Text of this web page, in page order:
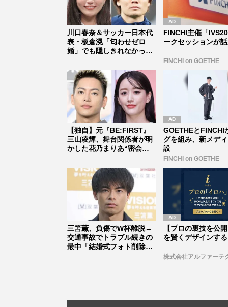
川口春奈＆サッカー日本代
表・板倉滉「匂わせゼロ
婚」でも隠しきれなかった
FINCHI主催「
ークセッションが
FINCHI on GOETHE
【独自】元『BE:FIRST』
三山凌輝、舞台関係者が明
かした花乃まりあ“密会報
GOETHEとFINCHI
グを組み、新メデ
設
FINCHI on GOETHE
三笘薫、負傷でW杯離脱→
交通事故でトラブル続きの
最中「結婚式フォト削除」
【プロの裏技を公
を賢くデザインする
株式会社アルファーテ